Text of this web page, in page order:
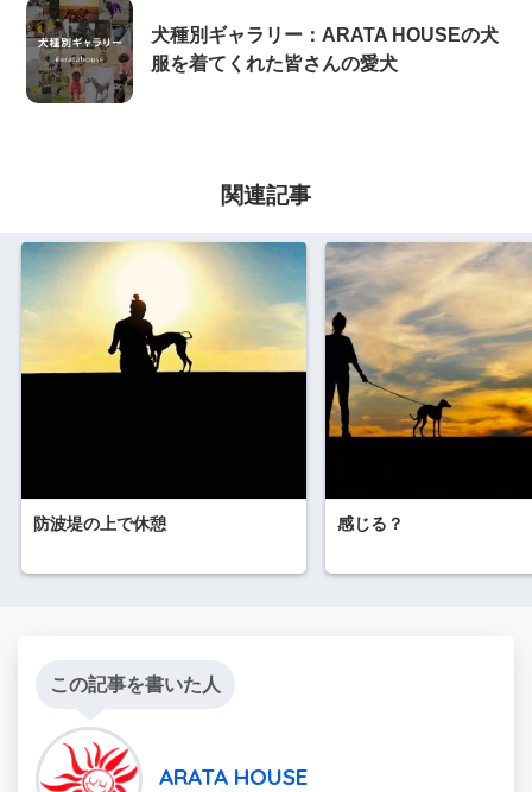
犬種別ギャラリー：ARATA HOUSEの犬
服を着てくれた皆さんの愛犬
関連記事
防波堤の上で休憩 感じる？
この記事を書いた人
ARATA HOUSE